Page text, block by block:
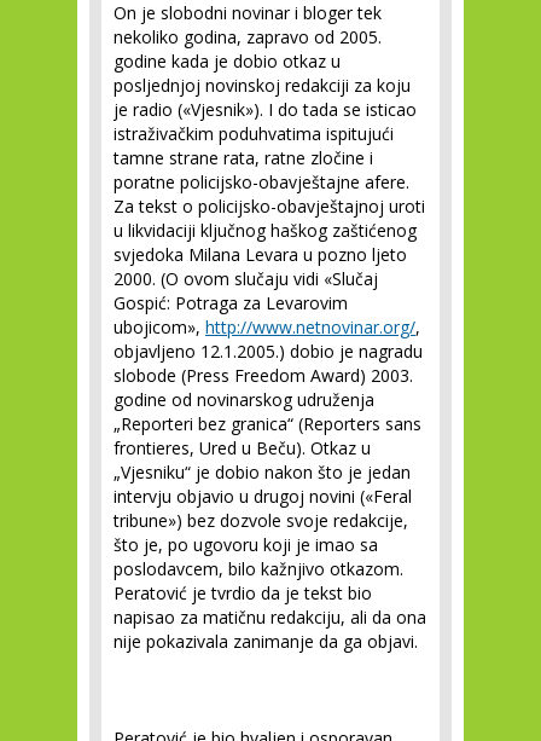
On je slobodni novinar i bloger tek
nekoliko godina, zapravo od 2005.
godine kada je dobio otkaz u
posljednjoj novinskoj redakciji za koju
je radio («Vjesnik»). I do tada se isticao
istraživačkim poduhvatima ispitujući
tamne strane rata, ratne zločine i
poratne policijsko-obavještajne afere.
Za tekst o policijsko-obavještajnoj uroti
u likvidaciji ključnog haškog zaštićenog
svjedoka Milana Levara u pozno ljeto
2000. (O ovom slučaju vidi «Slučaj
Gospić: Potraga za Levarovim
ubojicom», http://www.netnovinar.org/,
objavljeno 12.1.2005.) dobio je nagradu
slobode (Press Freedom Award) 2003.
godine od novinarskog udruženja
„Reporteri bez granica“ (Reporters sans
frontieres, Ured u Beču). Otkaz u
„Vjesniku“ je dobio nakon što je jedan
intervju objavio u drugoj novini («Feral
tribune») bez dozvole svoje redakcije,
što je, po ugovoru koji je imao sa
poslodavcem, bilo kažnjivo otkazom.
Peratović je tvrdio da je tekst bio
napisao za matičnu redakciju, ali da ona
nije pokazivala zanimanje da ga objavi.